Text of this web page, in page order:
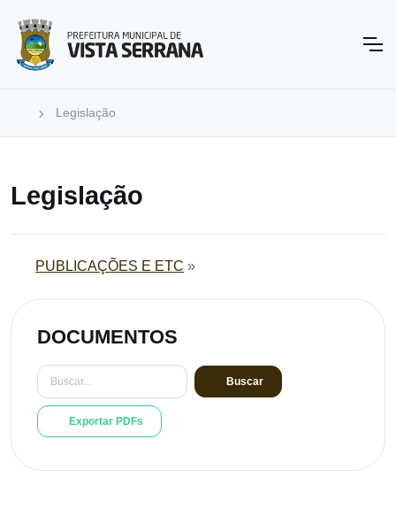
Legislação
Legislação
PUBLICAÇÕES E ETC »
DOCUMENTOS
Buscar
Exportar PDFs